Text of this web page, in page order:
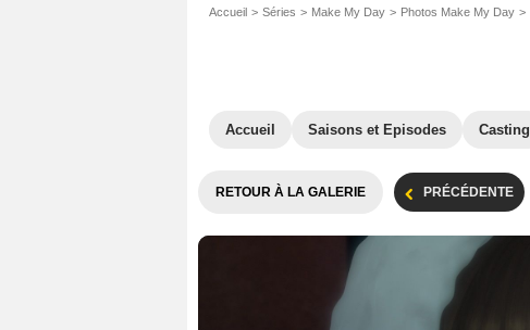
Accueil Séries Make My Day Photos Make My Day
Accueil Saisons et Episodes Casting
RETOUR À LA GALERIE PRÉCÉDENTE